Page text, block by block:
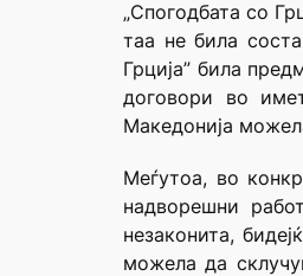
„Спогодбата со
таа не била
Грција” била
договори во
Македонија
Меѓутоа, во
надворешни
незаконита,
можела да